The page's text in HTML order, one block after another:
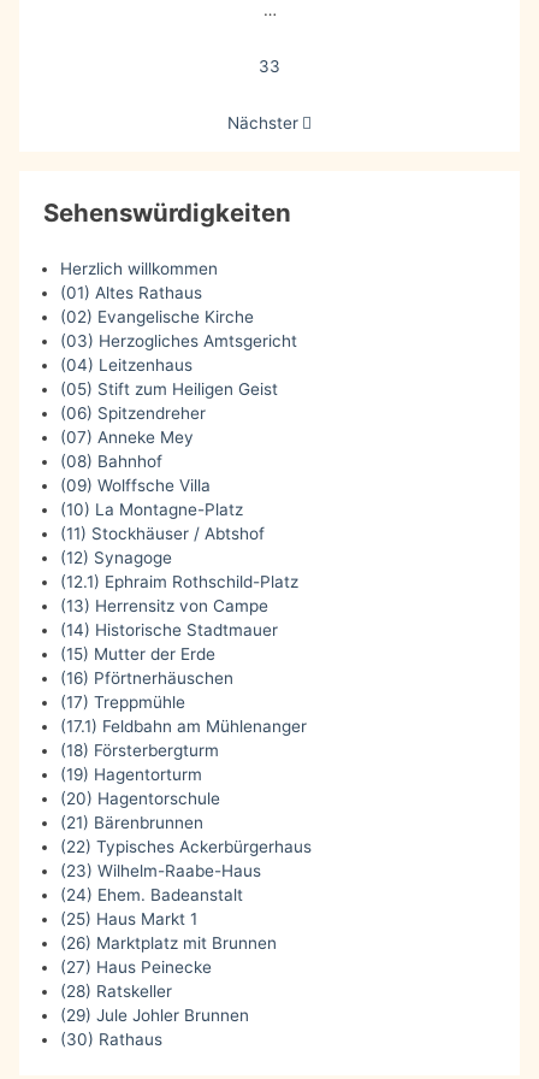
…
33
Nächster
Sehenswürdigkeiten
Herzlich willkommen
(01) Altes Rathaus
(02) Evangelische Kirche
(03) Herzogliches Amtsgericht
(04) Leitzenhaus
(05) Stift zum Heiligen Geist
(06) Spitzendreher
(07) Anneke Mey
(08) Bahnhof
(09) Wolffsche Villa
(10) La Montagne-Platz
(11) Stockhäuser / Abtshof
(12) Synagoge
(12.1) Ephraim Rothschild-Platz
(13) Herrensitz von Campe
(14) Historische Stadtmauer
(15) Mutter der Erde
(16) Pförtnerhäuschen
(17) Treppmühle
(17.1) Feldbahn am Mühlenanger
(18) Försterbergturm
(19) Hagentorturm
(20) Hagentorschule
(21) Bärenbrunnen
(22) Typisches Ackerbürgerhaus
(23) Wilhelm-Raabe-Haus
(24) Ehem. Badeanstalt
(25) Haus Markt 1
(26) Marktplatz mit Brunnen
(27) Haus Peinecke
(28) Ratskeller
(29) Jule Johler Brunnen
(30) Rathaus